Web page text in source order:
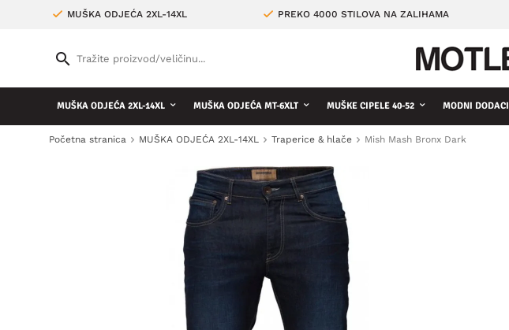
MUŠKA ODJEĆA 2XL-14XL PREKO 4000 STILOVA NA ZALIHAMA
MUŠKA ODJEĆA 2XL-14XL MUŠKA ODJEĆA MT-6XLT MUŠKE CIPELE 40-52 MODNI DODACI
Početna stranica MUŠKA ODJEĆA 2XL-14XL Traperice & hlače Mish Mash Bronx Dark